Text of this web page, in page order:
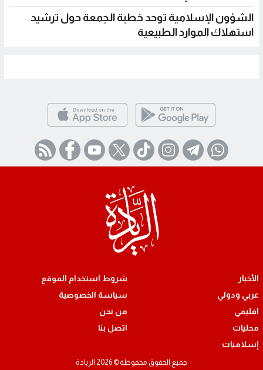
الشؤون الإسلامية توحد خطبة الجمعة حول ترشيد
استهلاك الموارد الطبيعية
الأخبار
عربي ودولي
اقليمي
محليات
إسلاميات
شروط استخدام الموقع
سياسة الخصوصية
من نحن
اتصل بنا
جميع الحقوق محفوظة© 2026 الريادة